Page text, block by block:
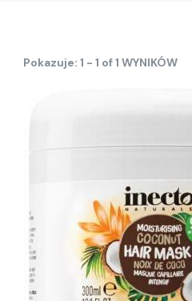
Pokazuje: 1 - 1 of 1 WYNIKÓW